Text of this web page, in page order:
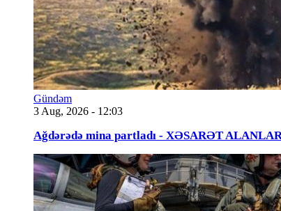
Gündəm
3 Aug, 2026 - 12:03
Ağdərədə mina partladı - XƏSARƏT